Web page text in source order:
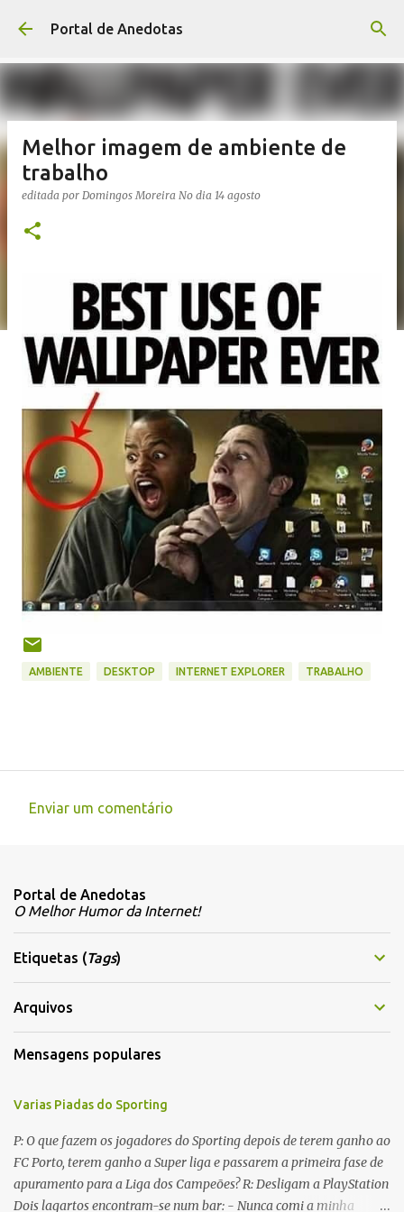
Avançar para o conteúdo principal
Portal de Anedotas
Melhor imagem de ambiente de
trabalho
editada por Domingos Moreira No dia 14 agosto
AMBIENTE DESKTOP INTERNET EXPLORER TRABALHO
e
n
t
á
r
i
o
Enviar um comentário
Portal de Anedotas
O Melhor Humor da Internet!
Etiquetas (Tags)
Arquivos
Mensagens populares
Varias Piadas do Sporting
P: O que fazem os jogadores do Sporting depois de terem ganho ao
FC Porto, terem ganho a Super liga e passarem a primeira fase de
apuramento para a Liga dos Campeões? R: Desligam a PlayStation
Dois lagartos encontram-se num bar: - Nunca comi a minha